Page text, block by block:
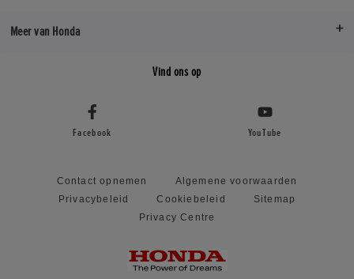
Meer van Honda
Vind ons op
Facebook YouTube
Contact opnemen
Algemene voorwaarden
Privacybeleid
Cookiebeleid
Sitemap
Privacy Centre